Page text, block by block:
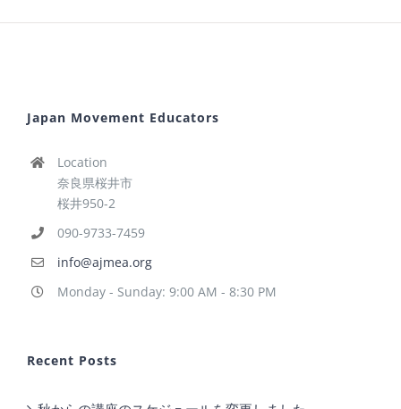
Japan Movement Educators
Location
奈良県桜井市
桜井950-2
090-9733-7459
info@ajmea.org
Monday - Sunday: 9:00 AM - 8:30 PM
Recent Posts